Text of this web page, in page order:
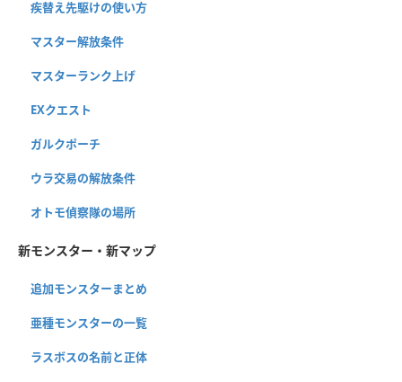
疾替え先駆けの使い方
マスター解放条件
マスターランク上げ
EXクエスト
ガルクポーチ
ウラ交易の解放条件
オトモ偵察隊の場所
新モンスター・新マップ
追加モンスターまとめ
亜種モンスターの一覧
ラスボスの名前と正体